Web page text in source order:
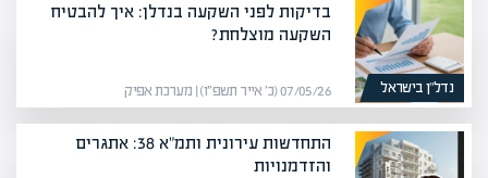
נדל”ן בישראל
בדיקות לפני השקעה בנדלן: איך להבטיח
השקעה מוצלחת?
07/05/26 (כ׳ אייר תשפ״ו) | מערכת אפיק
התחדשות עירונית ותמ"א 38: אתגרים
והזדמנויות